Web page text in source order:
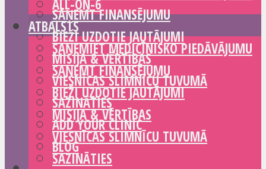
SAŅEMT FINANSĒJUMU
BIEŽI UZDOTIE JAUTĀJUMI
MISIJA & VĒRTĪBAS
VIESNĪCAS SLIMNĪCU TUVUMĀ
SAZINĀTIES
ADD YOUR CLINIC
BLOG
ALL-ON-6
ATBALSTS
SAŅEMIET MEDICĪNISKO PIEDĀVĀJUMU
SAŅEMT FINANSĒJUMU
BIEŽI UZDOTIE JAUTĀJUMI
MISIJA & VĒRTĪBAS
VIESNĪCAS SLIMNĪCU TUVUMĀ
SAZINĀTIES